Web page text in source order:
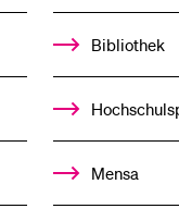
Bibliothek
Mensa